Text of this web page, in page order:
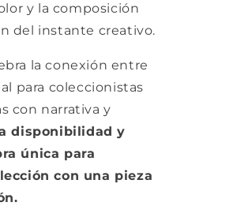
y la composición
del instante creativo.
la conexión entre
para coleccionistas
con narrativa y
disponibilidad y
única para
con una pieza